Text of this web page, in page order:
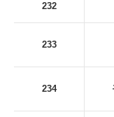
232
233
234